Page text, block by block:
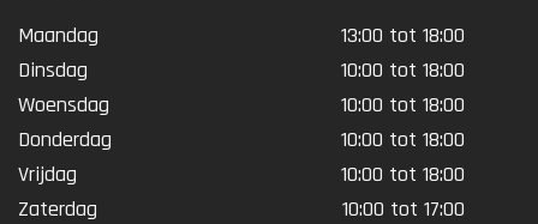
Maandag
13:00 tot 18:00
Dinsdag
10:00 tot 18:00
Woensdag
10:00 tot 18:00
Donderdag
10:00 tot 18:00
Vrijdag
10:00 tot 18:00
Zaterdag
10:00 tot 17:00